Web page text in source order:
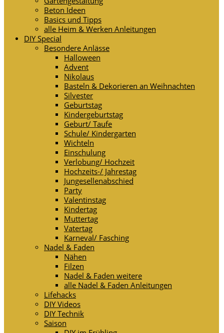
Beton Ideen
Basics und Tipps
alle Heim & Werken Anleitungen
DIY Special
Besondere Anlässe
Halloween
Advent
Nikolaus
Basteln & Dekorieren an Weihnachten
Silvester
Geburtstag
Kindergeburtstag
Geburt/ Taufe
Schule/ Kindergarten
Wichteln
Einschulung
Verlobung/ Hochzeit
Hochzeits-/ Jahrestag
Jungesellenabschied
Party
Valentinstag
Kindertag
Muttertag
Vatertag
Karneval/ Fasching
Nadel & Faden
Nähen
Filzen
Nadel & Faden weitere
alle Nadel & Faden Anleitungen
Lifehacks
DIY Videos
DIY Technik
Saison